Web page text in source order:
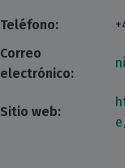
Teléfono:
Correo
electrónico:
Sitio web: